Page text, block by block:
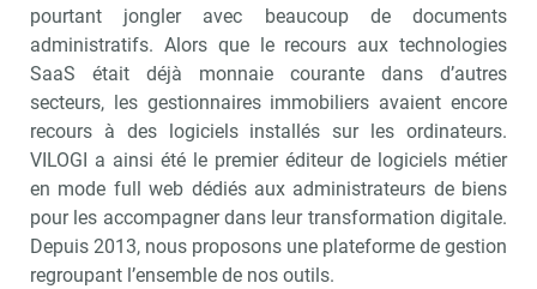
pourtant jongler avec beaucoup de documents
administratifs. Alors que le recours aux technologies
SaaS était déjà monnaie courante dans d’autres
secteurs, les gestionnaires immobiliers avaient encore
recours à des logiciels installés sur les ordinateurs.
VILOGI a ainsi été le premier éditeur de logiciels métier
en mode full web dédiés aux administrateurs de biens
pour les accompagner dans leur transformation digitale.
Depuis 2013, nous proposons une plateforme de gestion
regroupant l’ensemble de nos outils.